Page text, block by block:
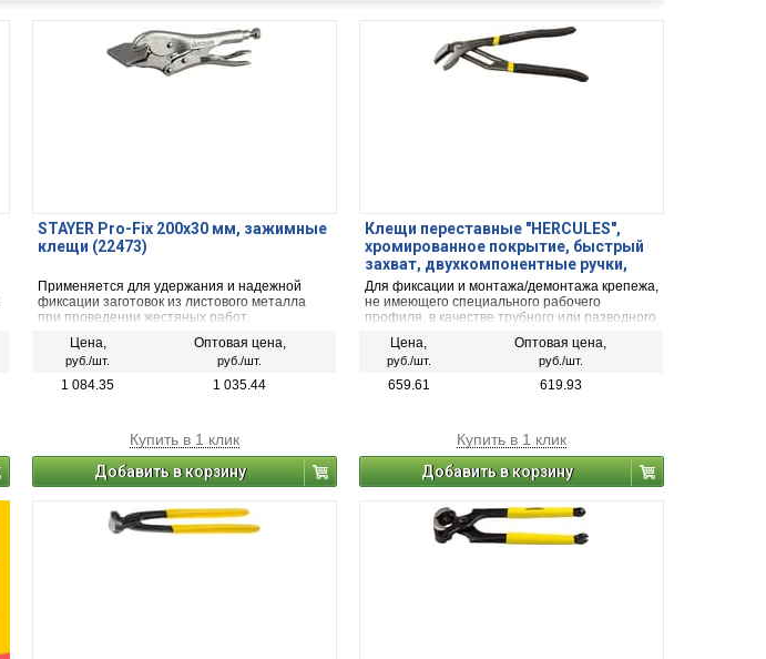
STAYER Pro-Fix 200х30 мм, зажимные
клещи (22473)
Применяется для удержания и надежной
фиксации заготовок из листового металла
при проведении жестяных работ.
Цена,
руб./шт.
Оптовая цена,
руб./шт.
1 084.35 1 035.44
Купить в 1 клик
Добавить в корзину
Клещи переставные "HERCULES",
хромированное покрытие, быстрый
захват, двухкомпонентные ручки,
270мм, STAYER
Для фиксации и монтажа/демонтажа крепежа,
не имеющего специального рабочего
профиля, в качестве трубного или разводного
Цена,
руб./шт.
Оптовая цена,
руб./шт.
659.61 619.93
Купить в 1 клик
Добавить в корзину